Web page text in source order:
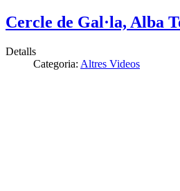
Cercle de Gal·la, Alba
Detalls
Categoria: Altres Videos